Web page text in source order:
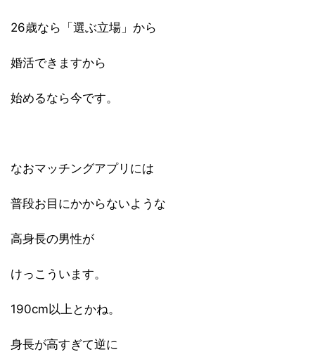
26歳なら「選ぶ立場」から
婚活できますから
始めるなら今です。
なおマッチングアプリには
普段お目にかからないような
高身長の男性が
けっこういます。
190cm以上とかね。
身長が高すぎて逆に